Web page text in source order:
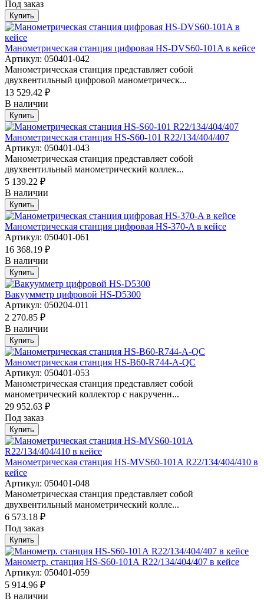
Под заказ
Купить
Манометрическая станция цифровая HS-DVS60-101A в кейсе
Артикул: 050401-042
Манометрическая станция представляет собой
двухвентильный цифровой манометрическ...
13 529.42 ₽
В наличии
Купить
Манометрическая станция HS-S60-101 R22/134/404/407
Артикул: 050401-043
Манометрическая станция представляет собой
двухвентильный манометрический коллек...
5 139.22 ₽
В наличии
Купить
Манометрическая станция цифровая HS-370-A в кейсе
Артикул: 050401-061
16 368.19 ₽
В наличии
Купить
Вакуумметр цифровой HS-D5300
Артикул: 050204-011
2 270.85 ₽
В наличии
Купить
Манометрическая станция HS-B60-R744-A-QC
Артикул: 050401-053
Манометрическая станция представляет собой
манометрический коллектор с накрученн...
29 952.63 ₽
Под заказ
Купить
Манометрическая станция HS-MVS60-101A R22/134/404/410 в
кейсе
Артикул: 050401-048
Манометрическая станция представляет собой
двухвентильный манометрический колле...
6 573.18 ₽
Под заказ
Купить
Манометр. станция HS-S60-101А R22/134/404/407 в кейсе
Артикул: 050401-059
5 914.96 ₽
В наличии